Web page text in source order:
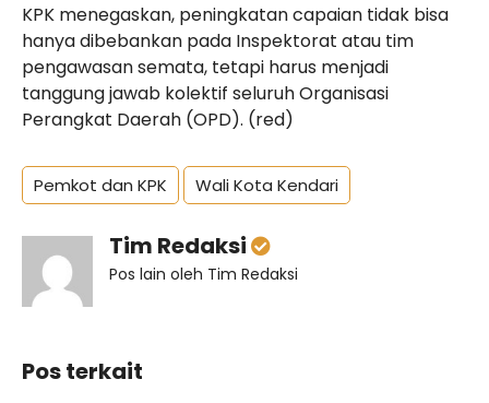
KPK menegaskan, peningkatan capaian tidak bisa
hanya dibebankan pada Inspektorat atau tim
pengawasan semata, tetapi harus menjadi
tanggung jawab kolektif seluruh Organisasi
Perangkat Daerah (OPD). (red)
Pemkot dan KPK Wali Kota Kendari
Tim Redaksi
Pos lain oleh Tim Redaksi
Pos terkait